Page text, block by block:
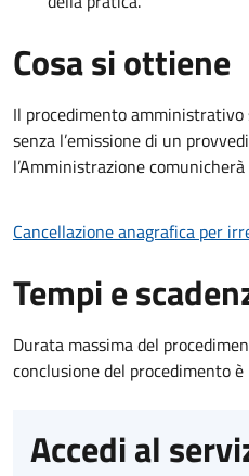
Cosa si ottiene
Il procedimento
senza l’emissione di un
l’Amministrazione
Cancellazione anagrafica per
Tempi e
Durata massima del
conclusione del procedimento
Accedi al